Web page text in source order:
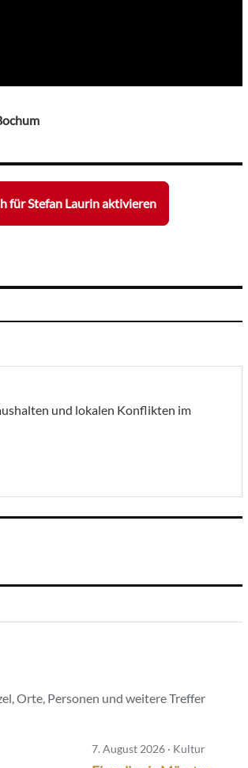
für Stefan Laurin aktivieren
und lokalen Konflikten im
Orte, Personen und weitere Treffer
7. August 2026 · Kultur